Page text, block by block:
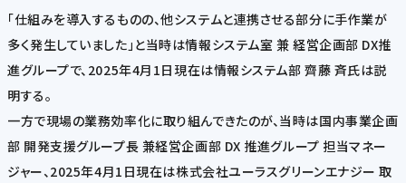
「仕組みを導入するものの、他システムと連携させる部分に手作業が
多く発生していました」と当時は情報システム室 兼 経営企画部 DX推
進グループで、2025年4月1日現在は情報システム部 齊藤 斉氏は説
明する。
一方で現場の業務効率化に取り組んできたのが、当時は国内事業企画
部 開発支援グループ長 兼経営企画部 DX 推進グループ 担当マネー
ジャー、2025年4月1日現在は株式会社ユーラスグリーンエナジー 取